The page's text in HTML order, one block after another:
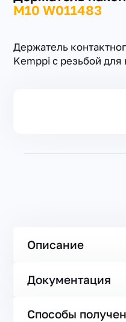
M10 W011483
Держатель
Kemppi с резьбой
Описание
Документация
Способы